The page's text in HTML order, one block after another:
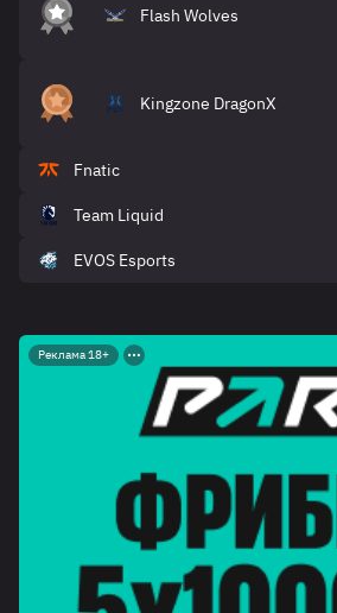
Flash Wolves
Kingzone DragonX
Fnatic
Team Liquid
EVOS Esports
Реклама 18+